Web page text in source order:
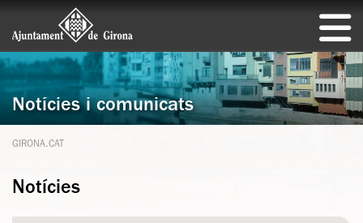
Notícies i comunicats
GIRONA.CAT
Notícies